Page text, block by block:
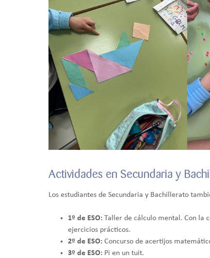
Actividades en Secundaria y
Los estudiantes de Secundaria y Bachillerato
1º de ESO: Taller de cálculo mental. Con la
ejercicios prácticos.
2º de ESO: Concurso de acertijos
3º de ESO: Pi en un tuit.